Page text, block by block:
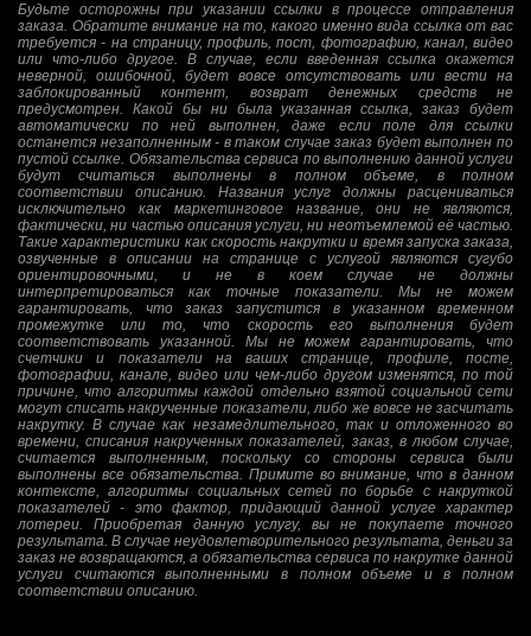
Будьте осторожны при указании ссылки в процессе отправления
заказа. Обратите внимание на то, какого именно вида ссылка от вас
требуется - на страницу, профиль, пост, фотографию, канал, видео
или что-либо другое. В случае, если введенная ссылка окажется
неверной, ошибочной, будет вовсе отсутствовать или вести на
заблокированный контент, возврат денежных средств не
предусмотрен. Какой бы ни была указанная ссылка, заказ будет
автоматически по ней выполнен, даже если поле для ссылки
останется незаполненным - в таком случае заказ будет выполнен по
пустой ссылке. Обязательства сервиса по выполнению данной услуги
будут считаться выполнены в полном объеме, в полном
соответствии описанию. Названия услуг должны расцениваться
исключительно как маркетинговое название, они не являются,
фактически, ни частью описания услуги, ни неотъемлемой её частью.
Такие характеристики как скорость накрутки и время запуска заказа,
озвученные в описании на странице с услугой являются сугубо
ориентировочными, и не в коем случае не должны
интерпретироваться как точные показатели. Мы не можем
гарантировать, что заказ запустится в указанном временном
промежутке или то, что скорость его выполнения будет
соответствовать указанной. Мы не можем гарантировать, что
счетчики и показатели на ваших странице, профиле, посте,
фотографии, канале, видео или чем-либо другом изменятся, по той
причине, что алгоритмы каждой отдельно взятой социальной сети
могут списать накрученные показатели, либо же вовсе не засчитать
накрутку. В случае как незамедлительного, так и отложенного во
времени, списания накрученных показателей, заказ, в любом случае,
считается выполненным, поскольку со стороны сервиса были
выполнены все обязательства. Примите во внимание, что в данном
контексте, алгоритмы социальных сетей по борьбе с накруткой
показателей - это фактор, придающий данной услуге характер
лотереи. Приобретая данную услугу, вы не покупаете точного
результата. В случае неудовлетворительного результата, деньги за
заказ не возвращаются, а обязательства сервиса по накрутке данной
услуги считаются выполненными в полном объеме и в полном
соответствии описанию.